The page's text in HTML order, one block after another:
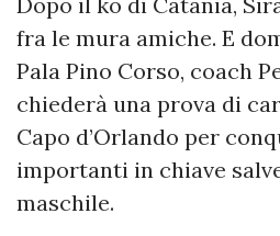
fra le mura amiche. E
Pala Pino Corso, coach
chiederà una prova di
Capo d’Orlando per
importanti in chiave
maschile.